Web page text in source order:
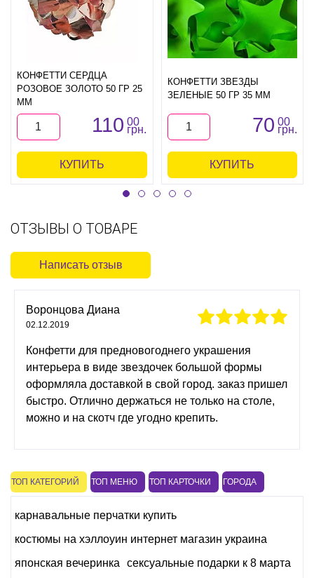
КОНФЕТТИ СЕРДЦА
РОЗОВОЕ ЗОЛОТО 50 ГР 25
ММ
110 00
грн.
КУПИТЬ
КОНФЕТТИ ЗВЕЗДЫ
ЗЕЛЕНЫЕ 50 ГР 35 ММ
70 00
грн.
КУПИТЬ
ОТЗЫВЫ О ТОВАРЕ
Написать отзыв
Воронцова Диана
02.12.2019
Конфетти для предновогоднего украшения
интерьера в виде звездочек большой формы
оформляла доставкой в свой город. заказ пришел
быстро. Отлично держаться не только на столе,
можно и на скотч где угодно крепить.
ТОП КАТЕГОРИЙ ТОП МЕНЮ ТОП КАРТОЧКИ ГОРОДА
карнавальные перчатки купить
костюмы на хэллоуин интернет магазин украина
японская вечеринка
сексуальные подарки к 8 марта